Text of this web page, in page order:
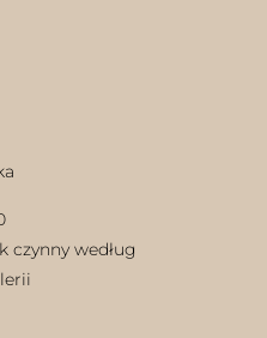
czynny według